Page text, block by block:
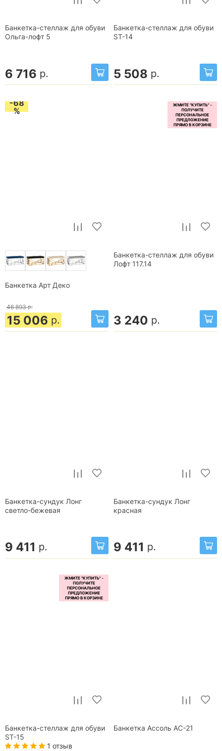
Банкетка-стеллаж для обуви
Ольга-лофт 5
6 716 р.
Банкетка-стеллаж для обуви
ST-14
5 508 р.
-68
%
Банкетка Арт Деко
46 893 р.
15 006 р.
Банкетка-стеллаж для обуви
Лофт 117.14
3 240 р.
Банкетка-сундук Лонг
светло-бежевая
9 411 р.
Банкетка-сундук Лонг
красная
9 411 р.
Банкетка-стеллаж для обуви
ST-15
1 отзыв
Банкетка Ассоль АС-21